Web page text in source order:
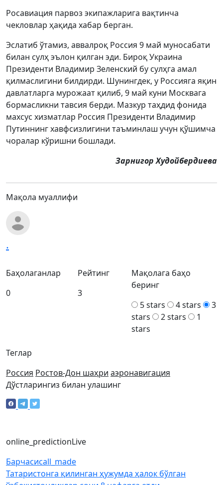
Росавиация парвоз экипажларига вақтинча
чекловлар ҳақида хабар берган.
Эслатиб ўтамиз, аввалроқ Россия 9 май муносабати
билан сулҳ эълон қилган эди. Бироқ Украина
Президенти Владимир Зеленский бу сулҳга амал
қилмаслигини билдирди. Шунингдек, у Россияга яқин
давлатларга мурожаат қилиб, 9 май куни Москвага
бормасликни тавсия берди. Мазкур таҳдид фонида
махсус хизматлар Россия Президенти Владимир
Путиннинг хавфсизлигини таъминлаш учун қўшимча
чоралар кўришни бошлади.
Зарнигор Худойбердиева
Мақола муаллифи
.
Теглар
Россия Ростов-Дон шаҳри аэронавигация
Баҳолаганлар
0
Рейтинг
3
Мақолага баҳо
беринг
5 stars
4 stars
3
stars
2 stars
1
stars
Дўстларингиз билан улашинг
online_predictionLive
Барчасиcall_made
Татаристонга қилинган ҳужумда ҳалок бўлган